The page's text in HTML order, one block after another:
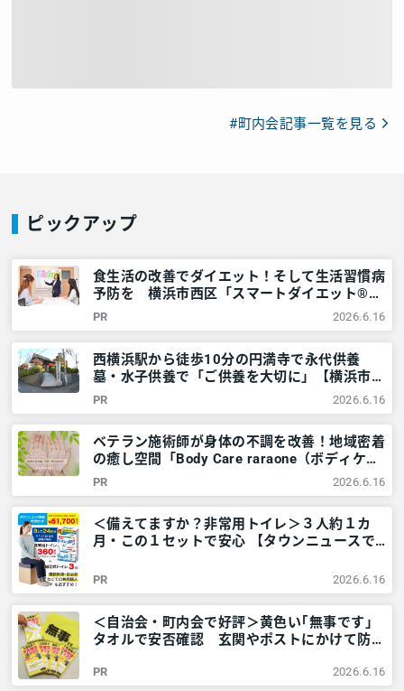
#町内会記事一覧を見る
ピックアップ
食生活の改善でダイエット！そして生活習慣病
予防を 横浜市西区「スマートダイエット®教
室」をレポート – 神奈川・東京多摩のご近所
情報 – レアリア
PR 2026.6.16
西横浜駅から徒歩10分の円満寺で永代供養
墓・水子供養で「ご供養を大切に」【横浜市西
区】 – 神奈川・東京多摩のご近所情報 – レア
リア
PR 2026.6.16
ベテラン施術師が身体の不調を改善！地域密着
の癒し空間「Body Care raraone（ボディケア
ララワン）」＠横浜市西区 – 神奈川・東京多
摩のご近所情報 – レアリア
PR 2026.6.16
＜備えてますか？非常用トイレ＞３人約１カ
月・この１セットで安心 【タウンニュースで
レアリア
PR 2026.6.16
＜自治会・町内会で好評＞黄色い｢無事です｣
タオルで安否確認 玄関やポストにかけて防災
アリア
PR 2026.6.16